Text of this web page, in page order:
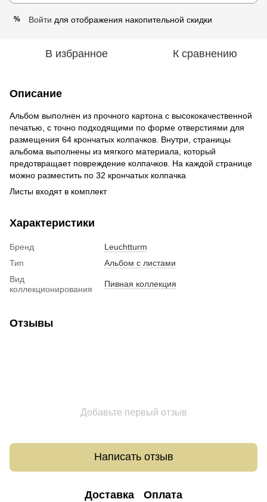
% Войти для отображения накопительной скидки
В избранное К сравнению
Описание
Альбом выполнен из прочного картона с высококачественной
печатью, с точно подходящими по форме отверстиями для
размещения 64 крончатых колпачков. Внутри, страницы
альбома выполнены из мягкого материала, который
предотвращает повреждение колпачков. На каждой странице
можно разместить по 32 крончатых колпачка
Листы входят в комплект
Характеристики
Бренд
Leuchtturm
Тип
Альбом с листами
Вид
коллекционирования
Пивная коллекция
Отзывы
Добавьте первый отзыв
Написать отзыв
Доставка Оплата